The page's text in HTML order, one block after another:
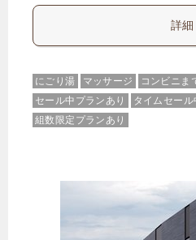
詳細
にごり湯 マッサージ
コンビニま
セール中プランあり
タイムセー
組数限定プランあり